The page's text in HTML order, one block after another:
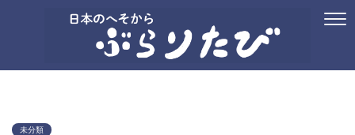
未分類